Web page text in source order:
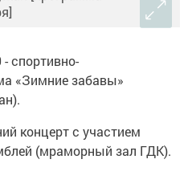
спортивно-
«Зимние забавы»
концерт с участием
(мраморный зал ГДК).